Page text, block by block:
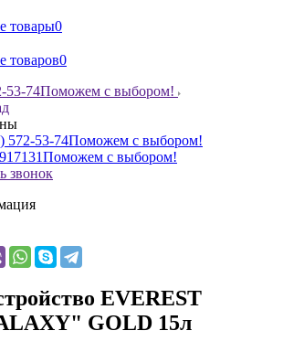
товары0
товаров0
53-74Поможем с выбором!
572-53-74Поможем с выбором!
Поможем с выбором!
звонок
EVEREST
GOLD 15л